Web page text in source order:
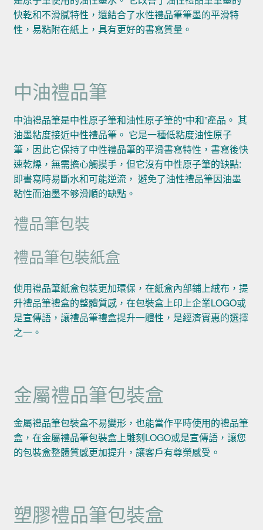
快乾和不滑膩特性，還結合了水性禮品筆筆墨的平滑特
性，易粘附在紙上，具有更好的書寫質量。
中油禮品筆
中油禮品筆是中性原子筆和油性原子筆的“中和”產品。 其
油墨粘度接近中性禮品筆。 它是一種低粘度油性原子
筆，因此它保持了中性禮品筆的平滑書寫特性，書寫後快
速乾燥，無需擔心觸摸手，但它沒有中性原子筆的缺點:
即書寫時易斷水和可能逆流， 避免了油性禮品筆因油墨
粘性而油墨不够滑順的缺點。
禮品筆包裝
禮品筆包裝紙盒
使用禮品筆紙盒包裝更加環保，在紙盒內部鋪上絨布，提
升禮品筆禮盒的整體質感，在包裝盒上印上企業LOGO或
是宣傳語，讓禮品筆禮盒提升一體性，是經濟實惠的選擇
之一。
金屬禮品筆包裝盒
金屬禮品筆包裝盒不易變形，也能當作平時使用的禮品筆
盒，在金屬禮品筆包裝盒上雕刻LOGO或是宣傳語，讓您
的包裝盒整體質感更加提升，讓客戶有尊榮感受。
塑膠禮品筆包裝盒